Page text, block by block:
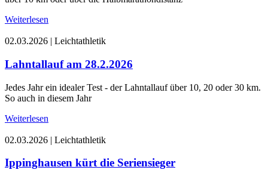
Weiterlesen
02.03.2026 | Leichtathletik
Lahntallauf am 28.2.2026
Jedes Jahr ein idealer Test - der Lahntallauf über 10, 20 oder 30 km.
So auch in diesem Jahr
Weiterlesen
02.03.2026 | Leichtathletik
Ippinghausen kürt die Seriensieger